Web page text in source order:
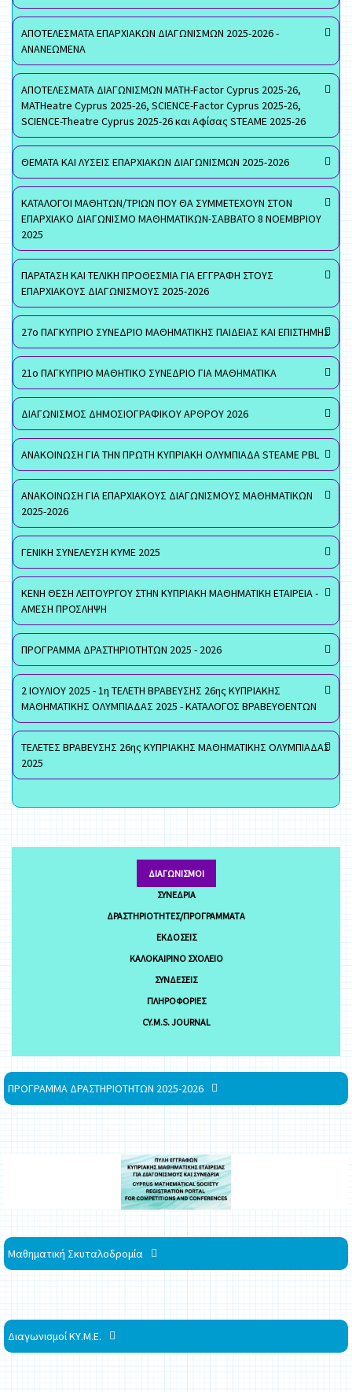
ΑΠΟΤΕΛΕΣΜΑΤΑ ΕΠΑΡΧΙΑΚΩΝ ΔΙΑΓΩΝΙΣΜΩΝ 2025-2026 -
ΑΝΑΝΕΩΜΕΝΑ
ΑΠΟΤΕΛΕΣΜΑΤΑ ΔΙΑΓΩΝΙΣΜΩΝ MATH-Factor Cyprus 2025-26,
MATHeatre Cyprus 2025-26, SCIENCE-Factor Cyprus 2025-26,
SCIENCE-Theatre Cyprus 2025-26 και Αφίσας STEAME 2025-26
ΘΕΜΑΤΑ ΚΑΙ ΛΥΣΕΙΣ ΕΠΑΡΧΙΑΚΩΝ ΔΙΑΓΩΝΙΣΜΩΝ 2025-2026
ΚΑΤΑΛΟΓΟΙ ΜΑΘΗΤΩΝ/ΤΡΙΩΝ ΠΟΥ ΘΑ ΣΥΜΜΕΤΕΧΟΥΝ ΣΤΟΝ
ΕΠΑΡΧΙΑΚΟ ΔΙΑΓΩΝΙΣΜΟ ΜΑΘΗΜΑΤΙΚΩΝ-ΣΑΒΒΑΤΟ 8 ΝΟΕΜΒΡΙΟΥ
2025
ΠΑΡΑΤΑΣΗ ΚΑΙ ΤΕΛΙΚΗ ΠΡΟΘΕΣΜΙΑ ΓΙΑ ΕΓΓΡΑΦΗ ΣΤΟΥΣ
ΕΠΑΡΧΙΑΚΟΥΣ ΔΙΑΓΩΝΙΣΜΟΥΣ 2025-2026
27ο ΠΑΓΚΥΠΡΙΟ ΣΥΝΕΔΡΙΟ ΜΑΘΗΜΑΤΙΚΗΣ ΠΑΙΔΕΙΑΣ ΚΑΙ ΕΠΙΣΤΗΜΗΣ
21ο ΠΑΓΚΥΠΡΙΟ ΜΑΘΗΤΙΚΟ ΣΥΝΕΔΡΙΟ ΓΙΑ ΜΑΘΗΜΑΤΙΚΑ
ΔΙΑΓΩΝΙΣΜΟΣ ΔΗΜΟΣΙΟΓΡΑΦΙΚΟΥ ΑΡΘΡΟΥ 2026
ΑΝΑΚΟΙΝΩΣΗ ΓΙΑ ΤΗΝ ΠΡΩΤΗ ΚΥΠΡΙΑΚΗ ΟΛΥΜΠΙΑΔΑ STEAME PBL
ΑΝΑΚΟΙΝΩΣΗ ΓΙΑ ΕΠΑΡΧΙΑΚΟΥΣ ΔΙΑΓΩΝΙΣΜΟΥΣ ΜΑΘΗΜΑΤΙΚΩΝ
2025-2026
ΓΕΝΙΚΗ ΣΥΝΕΛΕΥΣΗ ΚΥΜΕ 2025
ΚΕΝΗ ΘΕΣΗ ΛΕΙΤΟΥΡΓΟΥ ΣΤΗΝ ΚΥΠΡΙΑΚΗ ΜΑΘΗΜΑΤΙΚΗ ΕΤΑΙΡΕΙΑ -
ΑΜΕΣΗ ΠΡΟΣΛΗΨΗ
ΠΡΟΓΡΑΜΜΑ ΔΡΑΣΤΗΡΙΟΤΗΤΩΝ 2025 - 2026
2 ΙΟΥΛΙΟΥ 2025 - 1η ΤΕΛΕΤΗ ΒΡΑΒΕΥΣΗΣ 26ης ΚΥΠΡΙΑΚΗΣ
ΜΑΘΗΜΑΤΙΚΗΣ ΟΛΥΜΠΙΑΔΑΣ 2025 - ΚΑΤΑΛΟΓΟΣ ΒΡΑΒΕΥΘΕΝΤΩΝ
ΤΕΛΕΤΕΣ ΒΡΑΒΕΥΣΗΣ 26ης ΚΥΠΡΙΑΚΗΣ ΜΑΘΗΜΑΤΙΚΗΣ ΟΛΥΜΠΙΑΔΑΣ
2025
ΔΙΑΓΩΝΙΣΜΟΊ
ΣΥΝΈΔΡΙΑ
ΔΡΑΣΤΗΡΙΌΤΗΤΕΣ/ΠΡΟΓΡΆΜΜΑΤΑ
ΕΚΔΌΣΕΙΣ
ΚΑΛΟΚΑΙΡΙΝΌ ΣΧΟΛΕΊΟ
ΣΥΝΔΈΣΕΙΣ
ΠΛΗΡΟΦΟΡΊΕΣ
CY.M.S. JOURNAL
ΠΡΟΓΡΑΜΜΑ ΔΡΑΣΤΗΡΙΟΤΗΤΩΝ 2025-2026
Μαθηματική Σκυταλοδρομία
Διαγωνισμοί ΚΥ.Μ.Ε.